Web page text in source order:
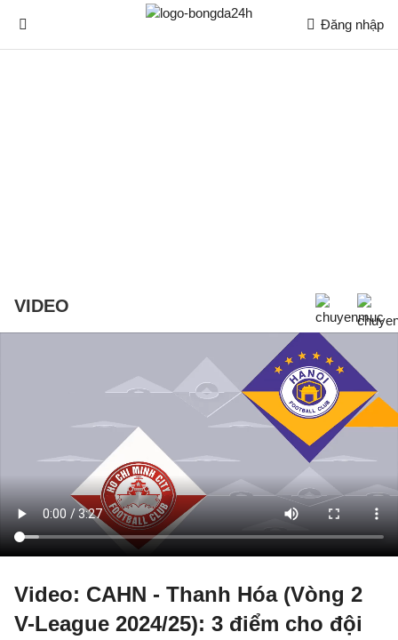
Đăng nhập
VIDEO
Video: CAHN - Thanh Hóa (Vòng 2
V-League 2024/25): 3 điểm cho đội